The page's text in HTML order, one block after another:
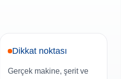
Dikkat noktası
Gerçek makine, şerit ve